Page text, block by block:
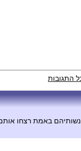
התגובות
באמת רצחו